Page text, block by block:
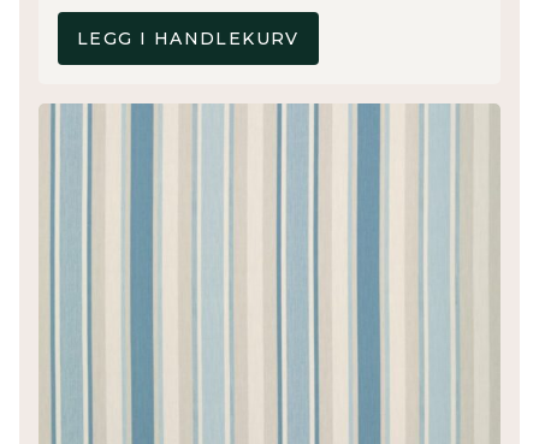
LEGG I HANDLEKURV